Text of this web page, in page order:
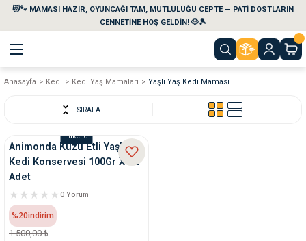
😻🐾 MAMASI HAZIR, OYUNCAĞI TAM, MUTLULUĞU CEPTE — PATİ DOSTLARIN
CENNETİNE HOŞ GELDİN! 🐶🎾
Geri Dön
Geri Dön
Temizlik Ürünleri
Geri Dön
Geri Dön
Geri Dön
Geri Dön
Anasayfa Kedi Kedi Yaş Mamaları Yaşlı Yaş Kedi Maması
SIRALA
Tükendi
Animonda Kuzu Etli Yaşlı
Kedi Konservesi 100Gr X 12
Adet
0 Yorum
%20indirim
1.500,00 ₺